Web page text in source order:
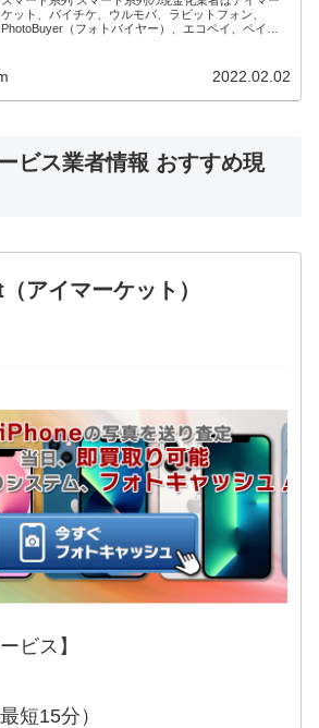
ケット、バイチケ、ウルモバ、ラビットフォン、
PhotoBuyer（フォトバイヤー）、エコペイ、ペイリ
2022.02.02
ビス業者情報 おすすめ現
アイマーケット）
ビス】
短15分）